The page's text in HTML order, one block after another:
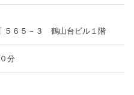
５６５－３ 鶴山台ビル１階
分